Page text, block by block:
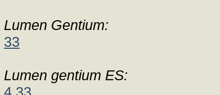
Lumen Gentium:
33
Lumen gentium ES: